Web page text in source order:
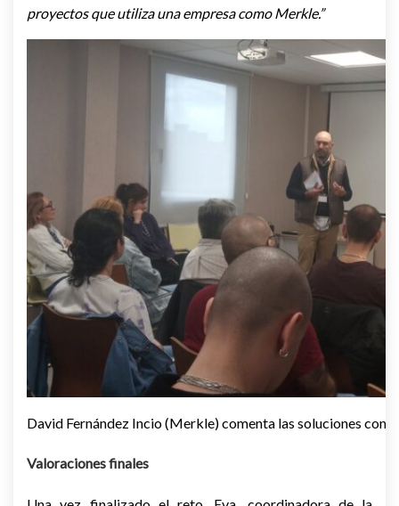
proyectos que utiliza una empresa como Merkle.”
David Fernández Incio (Merkle) comenta las soluciones con
Valoraciones finales